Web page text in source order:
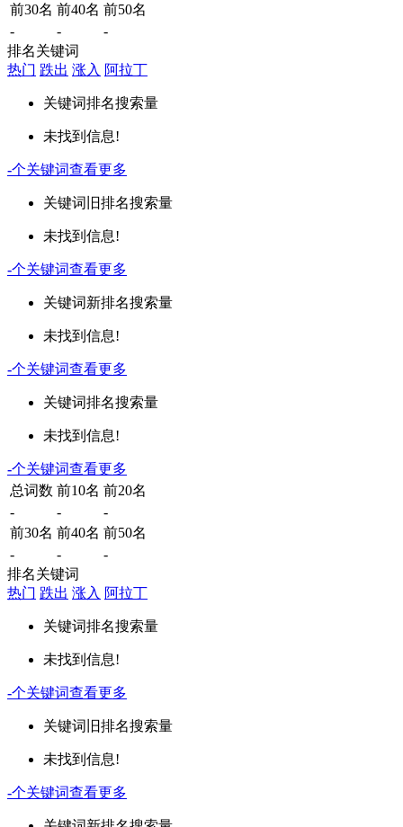
前30名 前40名 前50名
-
-
-
排名关键词
热门 跌出 涨入 阿拉丁
关键词排名搜索量
未找到信息!
-个关键词查看更多
关键词 旧排名搜索量
未找到信息!
-个关键词查看更多
关键词新排名搜索量
未找到信息!
-个关键词查看更多
关键词排名搜索量
未找到信息!
-个关键词查看更多
总词数 前10名 前20名
-
-
-
前30名 前40名 前50名
-
-
-
排名关键词
热门 跌出 涨入 阿拉丁
关键词排名搜索量
未找到信息!
-个关键词查看更多
关键词 旧排名搜索量
未找到信息!
-个关键词查看更多